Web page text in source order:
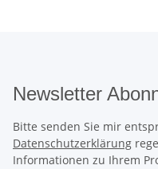
Newsletter
Bitte senden Sie mir
Datenschutzerklärung
Informationen zu Ihrem